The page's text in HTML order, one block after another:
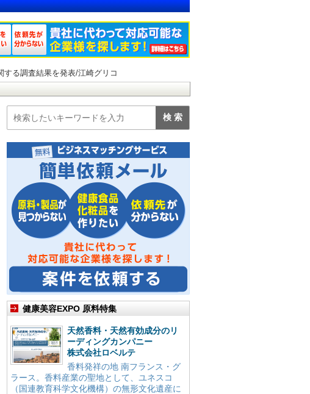
する調査結果を発表/江崎グリコ
健康美容EXPO 原料特集
天然香料・天然有効成分のリ
ーディングカンパニー
株式会社ロベルテ
香料発祥の地 南フランス・グ
ラース。香料産業の聖地として、ユネスコ
（国連教育科学文化機構）の無形文化遺産に